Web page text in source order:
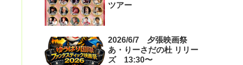
ツアー
2026/6/7 夕張映画祭
あ・りーさだの杜 リリー
ズ 13:30〜